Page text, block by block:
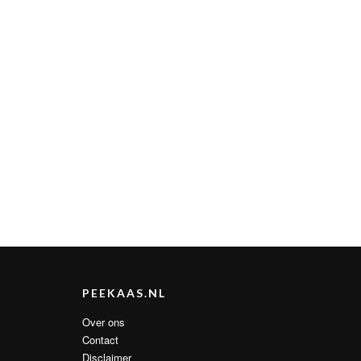
PEEKAAS.NL
Over ons
Contact
Disclaimer